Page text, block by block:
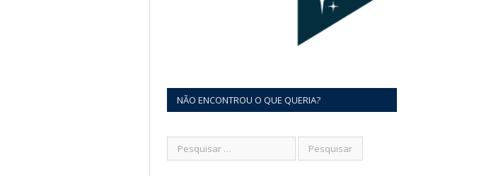
NÃO ENCONTROU O QUE QUERIA?